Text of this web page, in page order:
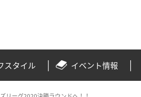
スタイル イベント情報